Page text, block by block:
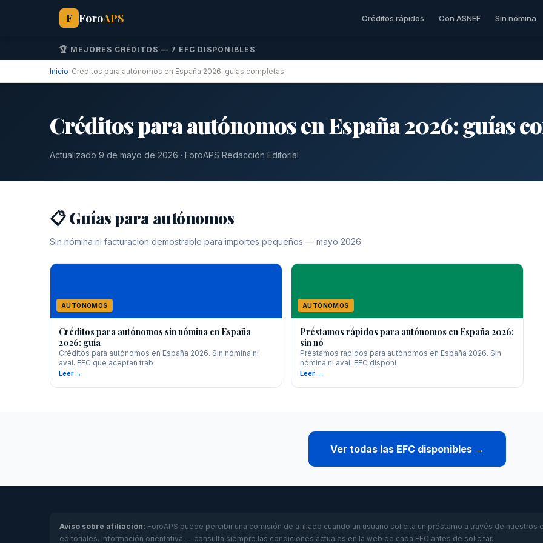
F ForoAPS Créditos rápidos Con ASNEF Sin nómina
🏆 MEJORES CRÉDITOS — 7 EFC DISPONIBLES
Inicio›Créditos para autónomos en España 2026: guías completas
Créditos para autónomos en España 2026: guías
Actualizado 9 de mayo de 2026 · ForoAPS Redacción Editorial
📋 Guías para autónomos
Sin nómina ni facturación demostrable para importes pequeños — mayo 2026
AUTÓNOMOS
Créditos para autónomos sin nómina en España
2026: guía
Créditos para autónomos en España 2026. Sin nómina ni
aval. EFC que aceptan trab
Leer →
AUTÓNOMOS
Préstamos rápidos para autónomos en España 2026:
sin nó
Préstamos rápidos para autónomos en España 2026. Sin
nómina ni aval. EFC disponi
Leer →
Ver todas las EFC disponibles →
Aviso sobre afiliación: ForoAPS puede percibir una comisión de afiliado cuando un usuario solicita un préstamo a través de nuestros
editoriales. Información orientativa — consulta siempre las condiciones actuales en la web de cada EFC antes de solicitar.